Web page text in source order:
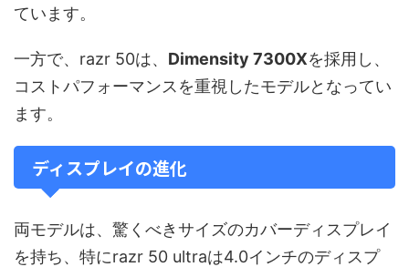
ています。
一方で、razr 50は、 Dimensity 7300Xを採用し、
コストパフォーマンスを重視したモデルとなってい
ます。
ディスプレイの進化
両モデルは、驚くべきサイズのカバーディスプレイ
を持ち、特にrazr 50 ultraは4.0インチのディスプ